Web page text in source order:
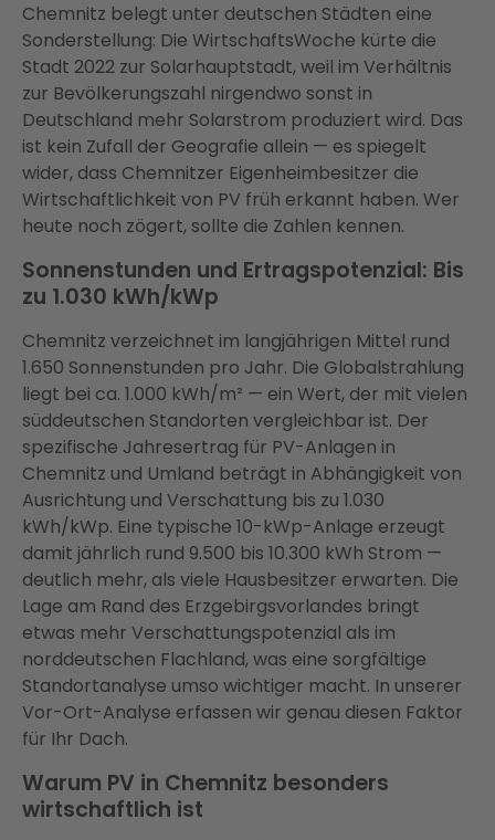
Chemnitz belegt unter deutschen Städten eine
Sonderstellung: Die WirtschaftsWoche kürte die
Stadt 2022 zur Solarhauptstadt, weil im Verhältnis
zur Bevölkerungszahl nirgendwo sonst in
Deutschland mehr Solarstrom produziert wird. Das
ist kein Zufall der Geografie allein — es spiegelt
wider, dass Chemnitzer Eigenheimbesitzer die
Wirtschaftlichkeit von PV früh erkannt haben. Wer
heute noch zögert, sollte die Zahlen kennen.
Sonnenstunden und Ertragspotenzial: Bis
zu 1.030 kWh/kWp
Chemnitz verzeichnet im langjährigen Mittel rund
1.650 Sonnenstunden pro Jahr. Die Globalstrahlung
liegt bei ca. 1.000 kWh/m² — ein Wert, der mit vielen
süddeutschen Standorten vergleichbar ist. Der
spezifische Jahresertrag für PV-Anlagen in
Chemnitz und Umland beträgt in Abhängigkeit von
Ausrichtung und Verschattung bis zu 1.030
kWh/kWp. Eine typische 10-kWp-Anlage erzeugt
damit jährlich rund 9.500 bis 10.300 kWh Strom —
deutlich mehr, als viele Hausbesitzer erwarten. Die
Lage am Rand des Erzgebirgsvorlandes bringt
etwas mehr Verschattungspotenzial als im
norddeutschen Flachland, was eine sorgfältige
Standortanalyse umso wichtiger macht. In unserer
Vor-Ort-Analyse erfassen wir genau diesen Faktor
für Ihr Dach.
Warum PV in Chemnitz besonders
wirtschaftlich ist